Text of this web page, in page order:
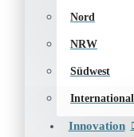
Nord
NRW
Südwest
International
Innovation